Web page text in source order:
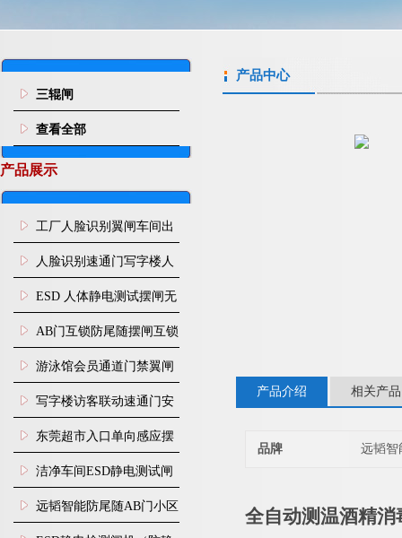
三辊闸
查看全部
产品展示
工厂人脸识别翼闸车间出
入口人行通道门禁
人脸识别速通门写字楼人
行通道闸门禁设备
ESD 人体静电测试摆闸无
尘车间防静电闸机
AB门互锁防尾随摆闸互锁
闸机
游泳馆会员通道门禁翼闸
写字楼访客联动速通门安
装
东莞超市入口单向感应摆
闸安装
洁净车间ESD静电测试闸
机
远韬智能防尾随AB门小区
产品中心
产品介绍 相关产品
品牌 远韬智
全自动测温酒精消